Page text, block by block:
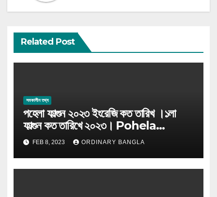
Related Post
সমকালীন তথ্য
পহেলা ফাল্গুন ২০২৩ ইংরেজি কত তারিখ ।১লা
ফাল্গুন কত তারিখে ২০২৩। Pohela
Falgun 2023
FEB 8, 2023 ORDINARY BANGLA